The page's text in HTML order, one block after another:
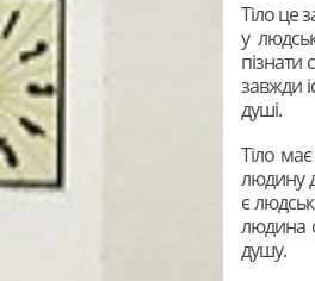
Тіло це
у
пізнати
завжди
душі.
Тіло
людину
є
людина
душу.